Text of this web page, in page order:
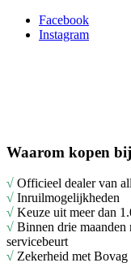
Facebook
Instagram
Waarom kopen
√ Officieel dealer van
√ Inruilmogelijkheden
√ Keuze uit meer dan
√ Binnen drie maanden
servicebeurt
√ Zekerheid met Bovag